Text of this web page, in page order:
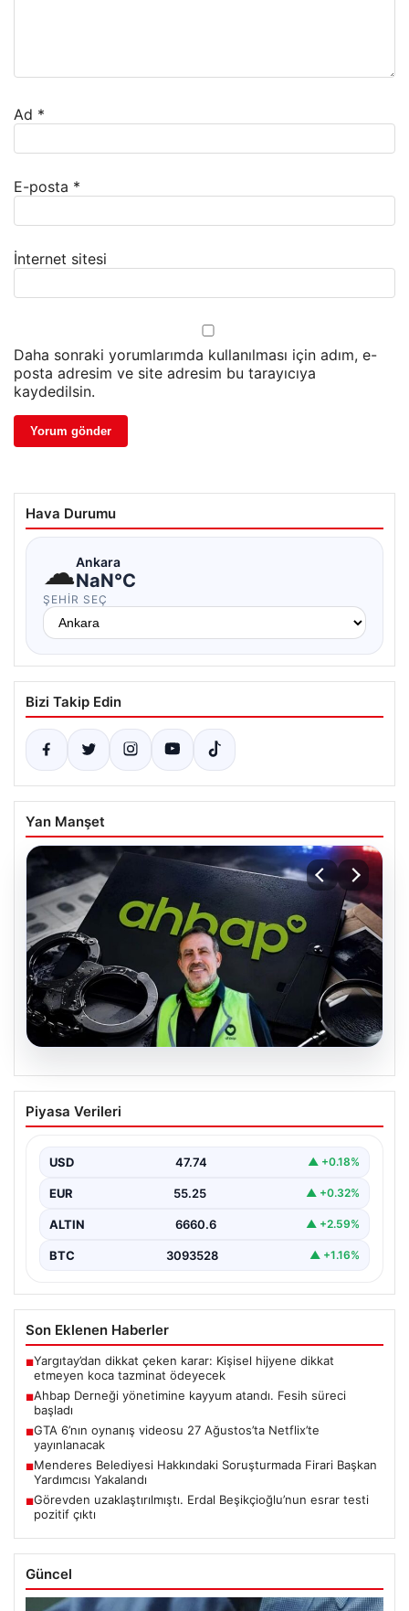
Ad *
E-posta *
İnternet sitesi
Daha sonraki yorumlarımda kullanılması için adım, e-
posta adresim ve site adresim bu tarayıcıya
kaydedilsin.
Hava Durumu
☁Ankara
NaN°C
ŞEHIR SEÇ
Bizi Takip Edin
Yan Manşet
Ahbap Derneği yönetimine kayyum
atandı. Fesih süreci başladı
Piyasa Verileri
USD 47.74 ▲ +0.18%
EUR 55.25 ▲ +0.32%
ALTIN 6660.6 ▲ +2.59%
BTC 3093528 ▲ +1.16%
Son Eklenen Haberler
■Yargıtay’dan dikkat çeken karar: Kişisel hijyene dikkat
etmeyen koca tazminat ödeyecek
■Ahbap Derneği yönetimine kayyum atandı. Fesih süreci
başladı
■GTA 6’nın oynanış videosu 27 Ağustos’ta Netflix’te
yayınlanacak
■Menderes Belediyesi Hakkındaki Soruşturmada Firari Başkan
Yardımcısı Yakalandı
■Görevden uzaklaştırılmıştı. Erdal Beşikçioğlu’nun esrar testi
pozitif çıktı
Güncel